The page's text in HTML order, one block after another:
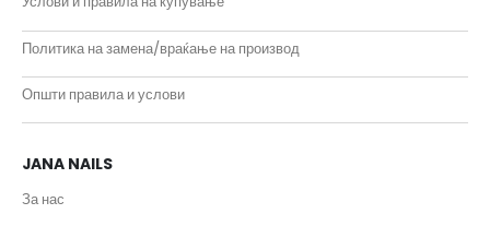
Политика на замена/враќање на производ
Општи правила и услови
JANA NAILS
За нас